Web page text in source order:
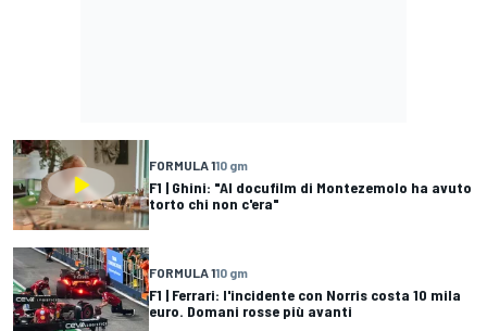
FORMULA 110 gm
F1 | Ghini: "Al docufilm di Montezemolo ha avuto
torto chi non c'era"
FORMULA 110 gm
F1 | Ferrari: l'incidente con Norris costa 10 mila
euro. Domani rosse più avanti